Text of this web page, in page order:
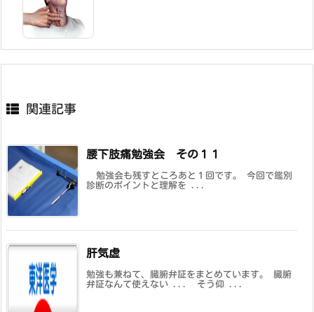
関連記事
腰下肢痛勉強会 その１１
勉強会も残すところあと１回です。 今回で鑑別
診断のポイントと理解を ...
肝気虚
勉強も兼ねて、臓腑弁証をまとめています。 臓腑
弁証なんて使えない ... そう仰 ...